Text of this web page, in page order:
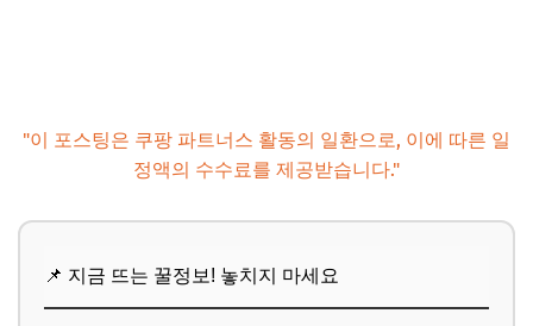
"이 포스팅은 쿠팡 파트너스 활동의 일환으로, 이에 따른 일
정액의 수수료를 제공받습니다."
📌 지금 뜨는 꿀정보! 놓치지 마세요